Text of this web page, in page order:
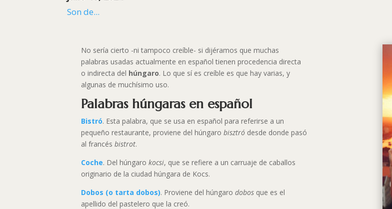
Son de...
No sería cierto -ni tampoco creíble- si dijéramos que muchas
palabras usadas actualmente en español tienen procedencia directa
o indirecta del húngaro. Lo que sí es creíble es que hay varias, y
algunas de muchísimo uso.
Palabras húngaras en español
Bistró. Esta palabra, que se usa en español para referirse a un
pequeño restaurante, proviene del húngarobisztró desde donde pasó
al francésbistrot.
Coche. Del húngarokocsi, que se refiere a un carruaje de caballos
originario de la ciudad húngara de Kocs.
Dobos (o tarta dobos). Proviene del húngarodobos que es el
apellido del pastelero que la creó.